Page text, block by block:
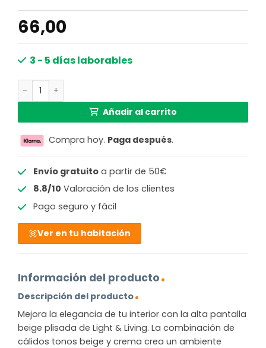
66,00
3 - 5 días laborables
Pantalla de lámpara alta beige plisada Light & Living
Añadir al carrito
Compra hoy. Paga después.
Envío gratuitoa partir de 50€
8.8/10 Valoración de los clientes
Pago seguro y fácil
Ver en tu habitación
Información del producto
Descripción del producto
Mejora la elegancia de tu interior con la alta pantalla
beige plisada de Light & Living. La combinación de
cálidos tonos beige y crema crea un ambiente